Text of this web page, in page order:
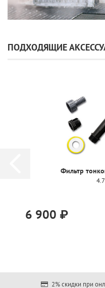
ПОДХОДЯЩИЕ
Фильтр
6 900 ₽
2% скидки при